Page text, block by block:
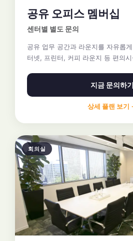
공유 오피스 멤버십
센터별 별도 문의
공유 업무 공간과 라운지를 자유롭
터넷, 프린터, 커피 라운지 등 편의
지금 문의하기
상세 플랜 보기
회의실